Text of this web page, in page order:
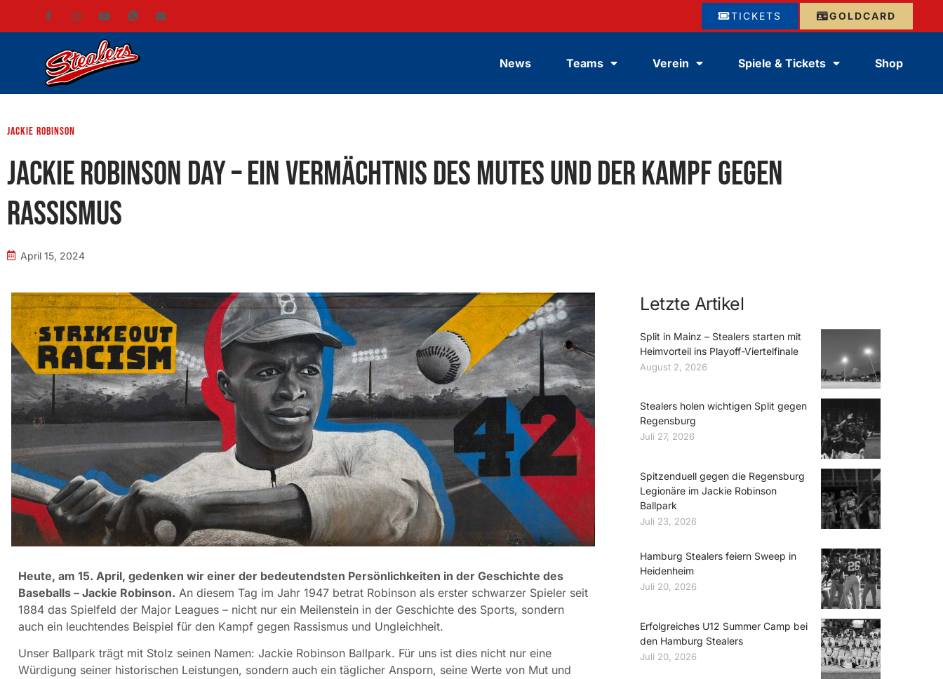
GOLDCARD
TICKETS
News Teams Verein Spiele & Tickets Shop
Jackie Robinson
Jackie Robinson Day – Ein Vermächtnis des Mutes und der Kampf gegen
Rassismus
April 15, 2024
Heute, am 15. April, gedenken wir einer der bedeutendsten Persönlichkeiten in der Geschichte des
Baseballs – Jackie Robinson. An diesem Tag im Jahr 1947 betrat Robinson als erster schwarzer Spieler seit
1884 das Spielfeld der Major Leagues – nicht nur ein Meilenstein in der Geschichte des Sports, sondern
auch ein leuchtendes Beispiel für den Kampf gegen Rassismus und Ungleichheit.
Unser Ballpark trägt mit Stolz seinen Namen: Jackie Robinson Ballpark. Für uns ist dies nicht nur eine
Würdigung seiner historischen Leistungen, sondern auch ein täglicher Ansporn, seine Werte von Mut und
Letzte Artikel
Split in Mainz – Stealers starten mit
Heimvorteil ins Playoff-Viertelfinale
August 2, 2026
Stealers holen wichtigen Split gegen
Regensburg
Juli 27, 2026
Spitzenduell gegen die Regensburg
Legionäre im Jackie Robinson
Ballpark
Juli 23, 2026
Hamburg Stealers feiern Sweep in
Heidenheim
Juli 20, 2026
Erfolgreiches U12 Summer Camp bei
den Hamburg Stealers
Juli 20, 2026